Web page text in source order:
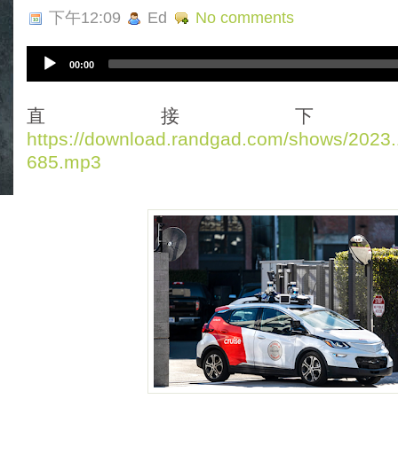
下午12:09 Ed No comments
i
o
P
l
00:00
直接
https://download.randgad.com/shows/
685.mp3